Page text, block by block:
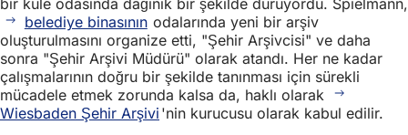
belediye binasının odalarında yeni bir arşiv
oluşturulmasını organize etti, "Şehir Arşivcisi" ve daha
sonra "Şehir Arşivi Müdürü" olarak atandı. Her ne kadar
çalışmalarının doğru bir şekilde tanınması için sürekli
mücadele etmek zorunda kalsa da, haklı olarak
Wiesbaden Şehir Arşivi 'nin kurucusu olarak kabul edilir.